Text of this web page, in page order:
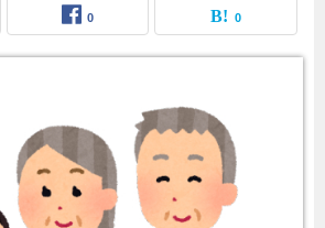
0 0